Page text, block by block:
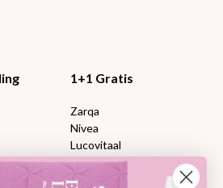
1+1 Gratis
Zarqa
Nivea
Lucovitaal
Kneipp
Therme